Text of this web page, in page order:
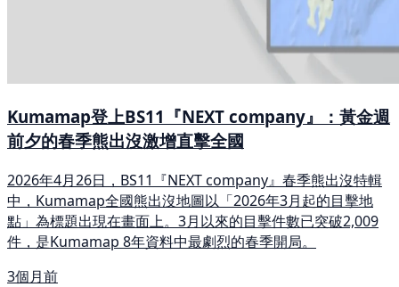
Kumamap登上BS11『NEXT company』：黃金週
前夕的春季熊出沒激增直擊全國
2026年4月26日，BS11『NEXT company』春季熊出沒特輯
中，Kumamap全國熊出沒地圖以「2026年3月起的目擊地
點」為標題出現在畫面上。3月以來的目擊件數已突破2,009
件，是Kumamap 8年資料中最劇烈的春季開局。
3個月前